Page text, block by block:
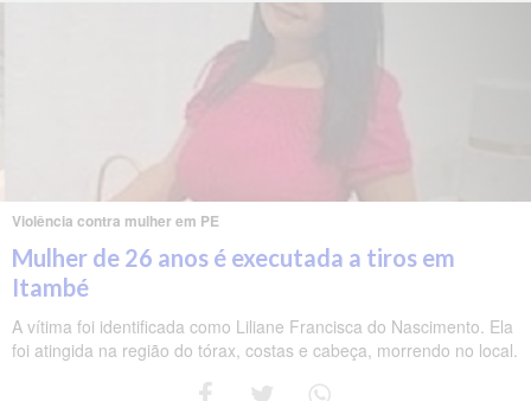
Violência contra mulher em PE
Mulher de 26 anos é executada a tiros em
Itambé
A vítima foi identificada como Liliane Francisca do Nascimento. Ela
foi atingida na região do tórax, costas e cabeça, morrendo no local.